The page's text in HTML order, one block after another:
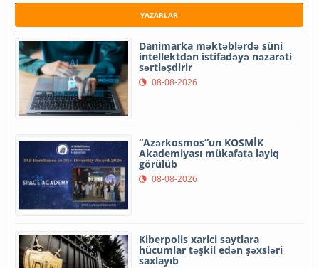
YAZARLAR
Danimarka məktəblərdə süni
intellektdən istifadəyə nəzarəti
sərtləşdirir
08-08-2026
“Azərkosmos”un KOSMİK
Akademiyası mükafata layiq
görülüb
08-08-2026
Kiberpolis xarici saytlara
hücumlar təşkil edən şəxsləri
saxlayıb